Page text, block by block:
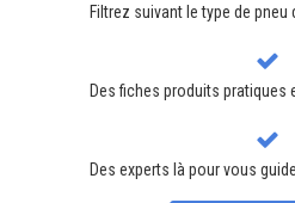
Filtrez suivant le type de pneu
Des fiches produits pratiques
Des experts là pour vous